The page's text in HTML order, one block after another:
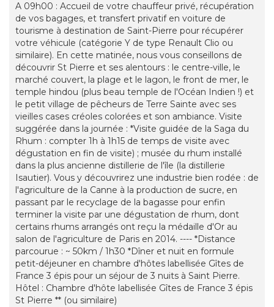
A 09h00 : Accueil de votre chauffeur privé, récupération
de vos bagages, et transfert privatif en voiture de
tourisme à destination de Saint-Pierre pour récupérer
votre véhicule (catégorie Y de type Renault Clio ou
similaire). En cette matinée, nous vous conseillons de
découvrir St Pierre et ses alentours : le centre-ville, le
marché couvert, la plage et le lagon, le front de mer, le
temple hindou (plus beau temple de l'Océan Indien !) et
le petit village de pêcheurs de Terre Sainte avec ses
vieilles cases créoles colorées et son ambiance. Visite
suggérée dans la journée : *Visite guidée de la Saga du
Rhum : compter 1h à 1h15 de temps de visite avec
dégustation en fin de visite) ; musée du rhum installé
dans la plus ancienne distillerie de l'île (la distillerie
Isautier). Vous y découvrirez une industrie bien rodée : de
l'agriculture de la Canne à la production de sucre, en
passant par le recyclage de la bagasse pour enfin
terminer la visite par une dégustation de rhum, dont
certains rhums arrangés ont reçu la médaille d'Or au
salon de l'agriculture de Paris en 2014. ---- *Distance
parcourue : ~ 50km / 1h30 *Dîner et nuit en formule
petit-déjeuner en chambre d'hôtes labellisée Gîtes de
France 3 épis pour un séjour de 3 nuits à Saint Pierre.
Hôtel : Chambre d'hôte labellisée Gîtes de France 3 épis
St Pierre ** (ou similaire)